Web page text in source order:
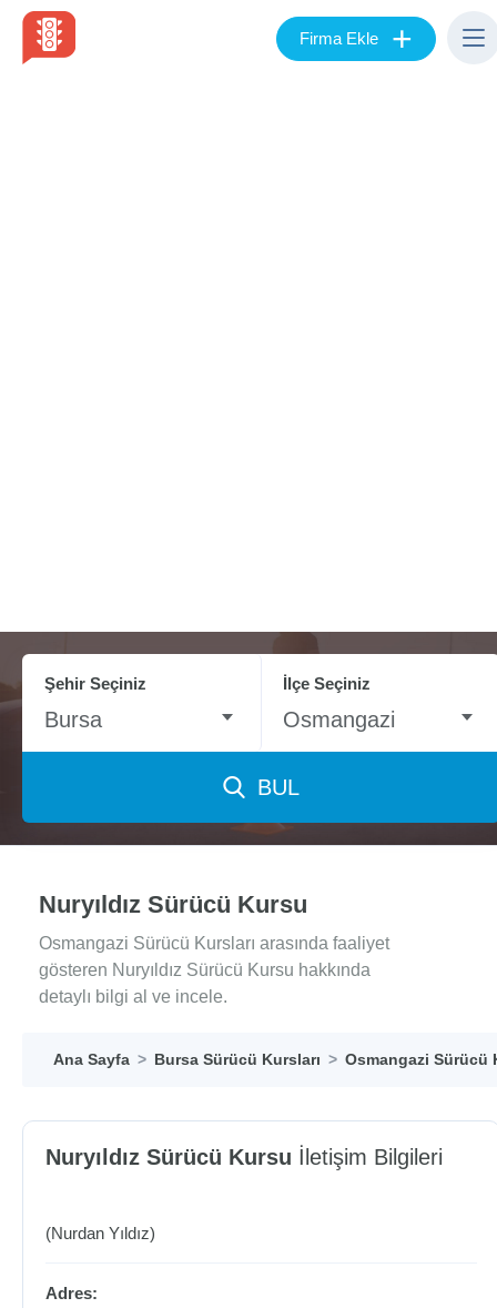
Firma Ekle +
Şehir Seçiniz
Bursa
İlçe Seçiniz
Osmangazi
BUL
Nuryıldız Sürücü Kursu
Osmangazi Sürücü Kursları arasında faaliyet
gösteren Nuryıldız Sürücü Kursu hakkında
detaylı bilgi al ve incele.
Ana Sayfa Bursa Sürücü Kursları Osmangazi Sürücü
Nuryıldız Sürücü Kursu İletişim Bilgileri
(Nurdan Yıldız)
Adres: